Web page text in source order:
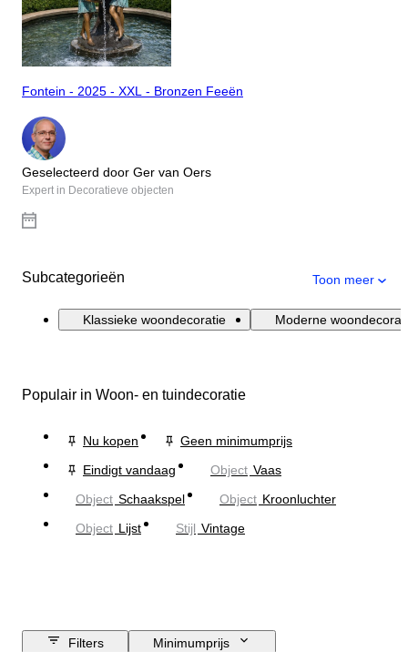
Fontein - 2025 - XXL - Bronzen Feeën
Geselecteerd door Ger van Oers
Expert in Decoratieve objecten
Subcategorieën Toon meer
Klassieke woondecoratie Moderne
Populair in Woon- en tuindecoratie
Nu kopen
Geen minimumprijs
Eindigt vandaag
Object Vaas
Object Schaakspel Object Kroonluchter
Object Lijst Stijl Vintage
Filters
Minimumprijs